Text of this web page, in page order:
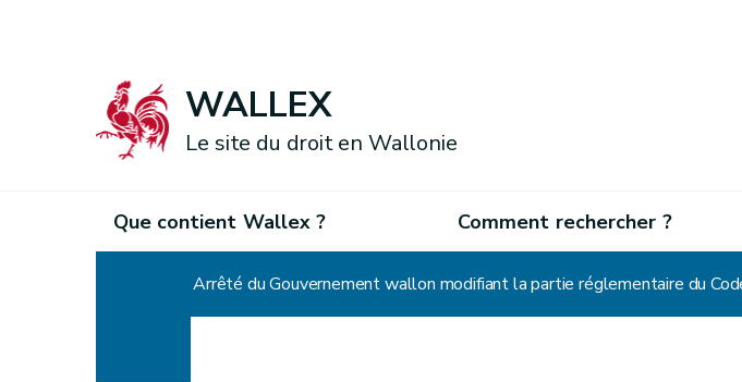
WALLEX
Le site du droit en Wallonie
Que contient Wallex ? Comment rechercher ?
Arrêté du Gouvernement wallon modifiant la partie réglementaire du